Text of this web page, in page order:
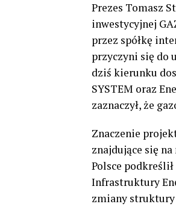
Prezes Tomasz
inwestycyjnej
przez spółkę
przyczyni się do
dziś kierunku
SYSTEM oraz
zaznaczył, że
Znaczenie
znajdujące się
Polsce
Infrastruktury
zmiany struktury